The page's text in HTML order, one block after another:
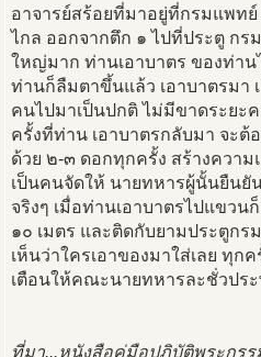
อาจารย์สร้อยที่มาอยู่ที่กรมแพท
ไกล ออกจากตึก ๑ ไปที่ประตู ก
ใหญ่มาก ท่านเอาบาตร ของท่า
ท่านก็ลืมตาขึ้นแล้ว เอาบาตรมา
คนไปมาเป็นปกติ ไม่มีขาดระยะ
ครั้งที่ท่าน เอาบาตรกลับมา จะ
ด้วย ๒-๓ ดอกทุกครั้ง สร้างควา
เป็นคนจัดให้ นายทหารผู้นั้นยืนยั
จริงๆ เมื่อท่านเอาบาตรไปแขว
๑๐ เมตร และติดกับยามประตูก
เห็นว่าใครเอาของมาใส่เลย ทุ
เตือนให้คณะนายทหารละชั่วปร
ที่มา...หนังสือคู่มือปฏิบัติพระกรร